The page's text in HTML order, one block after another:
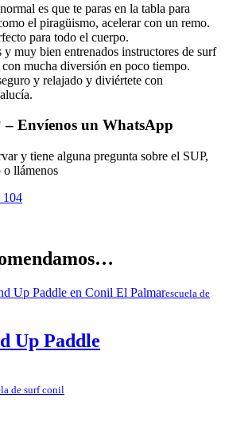
es que te paras en la tabla para
el piragüismo, acelerar con un remo.
para todo el cuerpo.
y muy bien entrenados instructores de surf
mucha diversión en poco tiempo.
y relajado y diviértete con
– Envíenos un WhatsApp
y tiene alguna pregunta sobre el SUP,
o llámenos
104
escuela de
Up Paddle
de surf conil